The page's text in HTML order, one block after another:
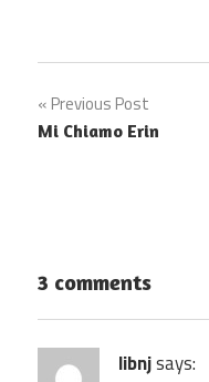
Post
navigation
Previous Post
Mi Chiamo Erin
3 comments
libnjsays: